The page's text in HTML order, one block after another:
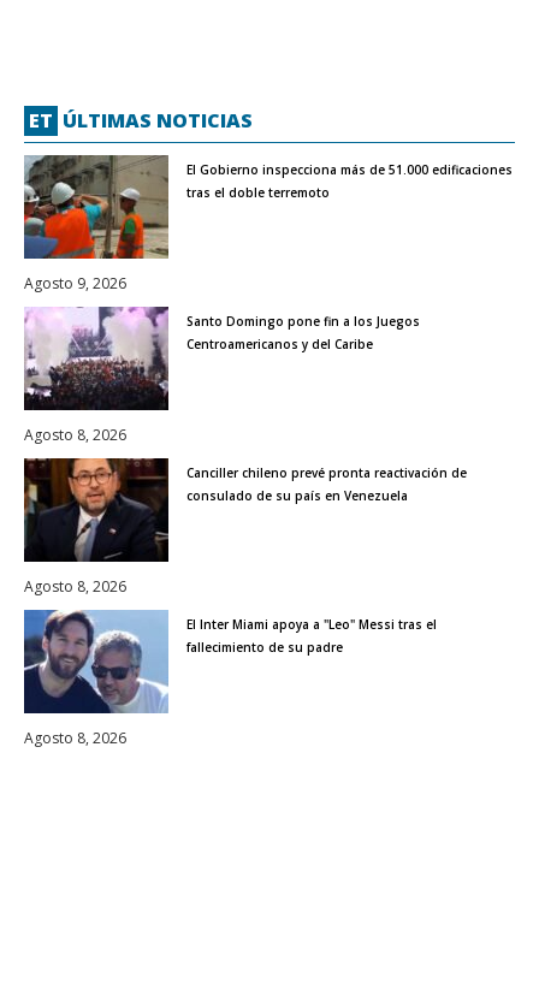
ET ÚLTIMAS NOTICIAS
El Gobierno inspecciona más de 51.000 edificaciones
tras el doble terremoto
Agosto 9, 2026
Santo Domingo pone fin a los Juegos
Centroamericanos y del Caribe
Agosto 8, 2026
Canciller chileno prevé pronta reactivación de
consulado de su país en Venezuela
Agosto 8, 2026
El Inter Miami apoya a "Leo" Messi tras el
fallecimiento de su padre
Agosto 8, 2026